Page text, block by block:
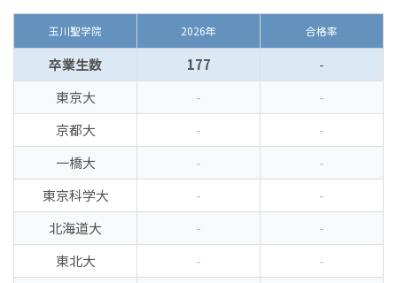
玉川聖学院 2026年 合格率
卒業生数 177
-
東京大
-
-
京都大
-
-
一橋大
-
-
東京科学大
-
-
北海道大
-
-
東北大
-
-